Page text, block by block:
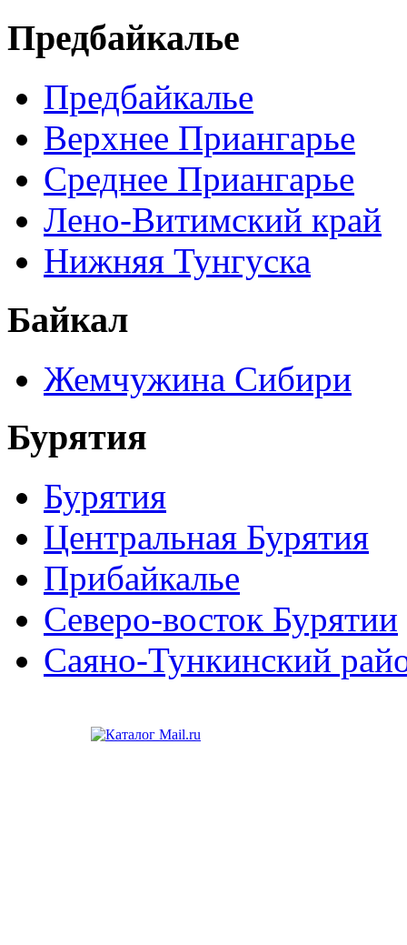
Предбайкалье
Предбайкалье
Верхнее Приангарье
Среднее Приангарье
Лено-Витимский край
Нижняя Тунгуска
Байкал
Жемчужина Сибири
Бурятия
Бурятия
Центральная Бурятия
Прибайкалье
Северо-восток Бурятии
Саяно-Тункинский